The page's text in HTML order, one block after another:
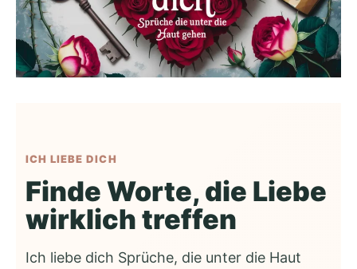
ICH LIEBE DICH
Finde Worte, die Liebe
wirklich treffen
Ich liebe dich Sprüche, die unter die Haut